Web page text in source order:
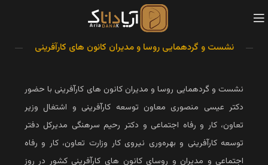
نشست و گردهمایی روسا و مدیران کانون های کارآفرینی
نشست و گردهمایی روسا و مدیران کانون های کارآفرینی با حضور
دکتر عیسی منصوری معاون توسعه کارآفرینی و اشتغال وزیر
تعاون، کار و رفاه اجتماعی و دکتر رحیم سرهنگی مدیرکل دفتر
توسعه کارآفرینی و بهره‌وری نیروی کار وزارت تعاون، کار و رفاه
اجتماعی و مدیران و روسای کانون های کارآفرینی کشور در روز